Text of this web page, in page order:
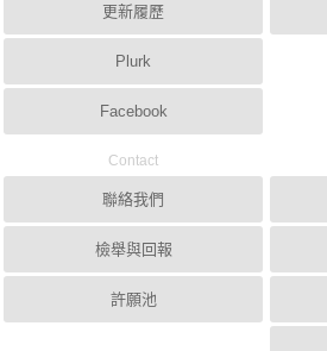
更新履歷
Plurk
Facebook
Contact
聯絡我們
檢舉與回報
許願池